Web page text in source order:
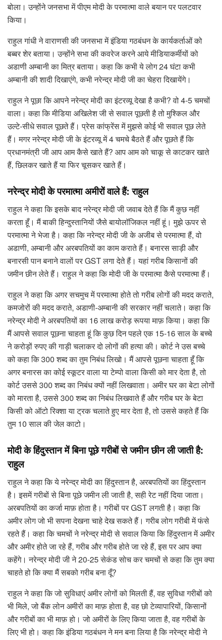
बोला। उन्होंने जनसभा में पीएम मोदी के परमात्मा वाले बयान पर पलटवार
किया।
राहुल गांधी ने वाराणसी की जनसभा में इंडिया गठबंधन के कार्यकर्ताओं को
बब्बर शेर बताया। उन्होंने सभा की कवरेज करने आये मीडियाकर्मीयों को
अडाणी अम्बानी का मित्र बताया। कहा कि कभी ये लोग 24 घंटा कभी
अम्बानी की शादी दिखाएंगे, कभी नरेन्द्र मोदी जी का चेहरा दिखायेंगे।
राहुल ने पूछा कि आपने नरेन्द्र मोदी का इंटरव्यू देखा है कभी? वो 4-5 चमचों
वाला। कहा कि मीडिया अखिलेश जी से सवाल पूछती है तो मुश्किल और
उल्टे-सीधे सवाल पूछते हैं। प्रेस कांफ्रेंस में मुझसे कोई भी सवाल पूछ लेते
हैं। मगर नरेन्द्र मोदी जी के इंटरव्यू में 4 चमचे बैठते हैं और पूछते हैं कि
प्रधानमंत्री जी आप आम कैसे खाते हैं? आप आम को चाकू से काटकर खाते
हैं, छिलकर खाते हैं या फिर चूसकर खाते हैं।
नरेन्द्र मोदी के परमात्मा अमीरों वाले हैं: राहुल
राहुल ने कहा कि इसके बाद नरेन्द्र मोदी जी जवाब देते हैं कि मैं कुछ नहीं
करता हूँ। मैं बाकी हिन्दुस्तानियों जैसे बायोलॉजिकल नहीं हूं। मुझे ऊपर से
परमात्मा ने भेजा है। कहा कि नरेन्द्र मोदी जी के अजीब से परमात्मा हैं, वो
अडाणी, अम्बानी और अरबपतियों का काम कराते हैं। बनारस साड़ी और
बनारसी पान बनाने वालों पर GST लगा देते हैं। यहां गरीब किसानों की
जमीन छीन लेते हैं। राहुल ने कहा कि मोदी जी के परमात्मा कैसे परमात्मा हैं।
राहुल ने कहा कि अगर सचमुच में परमात्मा होते तो गरीब लोगों की मदद कराते,
कमजोरों की मदद कराते, अडाणी-अम्बानी की सरकार नहीं चलाते। कहा कि
नरेन्द्र मोदी ने अरबपतियों का 16 लाख करोड़ रूपया माफ़ किया। कहा कि
मैं आपसे सवाल पूछना चाहता हूं कि कुछ दिन पहले एक 15-16 साल के बच्चे
ने करोड़ों रुपए की गाड़ी चलाकर दो लोगों की हत्या की। कोर्ट ने उस बच्चे
को कहा कि 300 शब्द का तुम निबंध लिखो। मैं आपसे पूछना चाहता हूँ कि
अगर बनारस का कोई स्कूटर वाला या टेम्पो वाला किसी को मार देता है, तो
कोर्ट उससे 300 शब्द का निबंध क्यों नहीं लिखवाता। अमीर घर का बेटा लोगों
को मारता है, उससे 300 शब्द का निबंध लिखवाते हैं और गरीब घर के बेटा
किसी को ऑटो रिक्शा या ट्रक चलाते हुए मार देता है, तो उससे कहते हैं कि
तुम 10 साल की जेल काटो।
मोदी के हिंदुस्तान में बिना पूछे गरीबों से जमीन छीन ली जाती है:
राहुल
राहुल ने कहा कि ये नरेन्द्र मोदी का हिंदुस्तान है, अरबपतियों का हिंदुस्तान
है। इसमें गरीबों से बिना पूछे जमीन ली जाती है, सही रेट नहीं दिया जाता।
अरबपतियों का कर्जा माफ़ होता है। गरीबों पर GST लगती है। कहा कि
अमीर लोग जो भी सपना देखना चाहे देख सकते हैं। गरीब लोग गरीबी में फंसे
रहते हैं। कहा कि चमचों ने नरेन्द्र मोदी से सवाल किया कि हिंदुस्तान में अमीर
और अमीर होते जा रहे हैं, गरीब और गरीब होते जा रहे हैं, इस पर आप क्या
कहेंगे। नरेन्द्र मोदी जी ने 20-25 सेकंड सोच कर चमचों से कहा कि तुम क्या
चाहते हो कि क्या मैं सबको गरीब बना दूँ?
राहुल ने कहा कि जो सुविधाएं अमीर लोगों को मिलती हैं, वह सुविधा गरीबों को
भी मिले, जो बैंक लोन अमीरों का माफ़ होता है, वह छो टेव्यापारियों, किसानों
और गरीबों का भी माफ़ हो। जो अमीरों के लिए किया जाता है, वह गरीबों के
लिए भी हो। कहा कि इंडिया गठबंधन ने मन बना लिया है कि नरेन्द्र मोदी ने